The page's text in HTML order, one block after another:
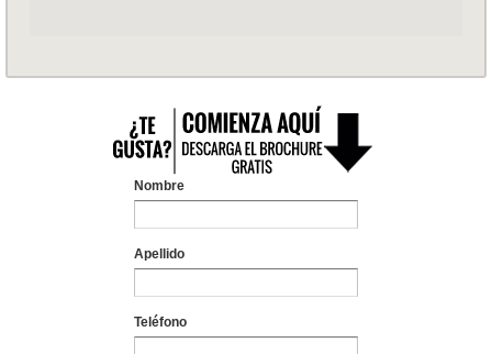
Nombre
Apellido
Teléfono